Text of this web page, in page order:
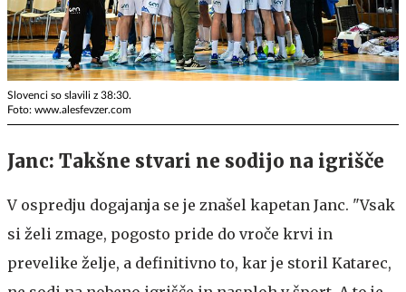
Slovenci so slavili z 38:30.
Foto: www.alesfevzer.com
Janc: Takšne stvari ne sodijo na igrišče
V ospredju dogajanja se je znašel kapetan Janc. "Vsak
si želi zmage, pogosto pride do vroče krvi in
prevelike želje, a definitivno to, kar je storil Katarec,